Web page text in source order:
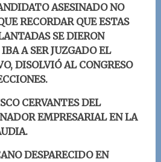
ASESINADO NO
RECORDAR QUE ESTAS
SE DIERON
A SER JUZGADO EL
DISOLVIÓ AL CONGRESO
CERVANTES DEL
EMPRESARIAL EN LA
DESPARECIDO EN